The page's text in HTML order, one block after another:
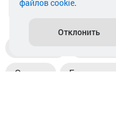
info@akkamulik.by
Оплата
файлов cookie.
Отклонить